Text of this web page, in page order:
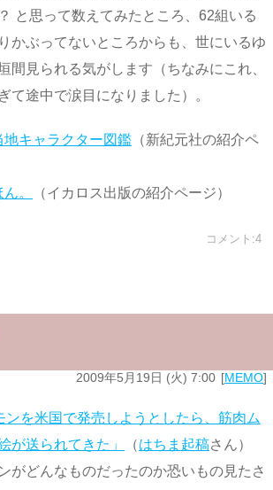
と思って数えてみたところ、62組いる
かぶってないところからも、世にいるゆ
間見られる気がします（ちなみにこれ、
て途中で涙目になりました）。
地キャラクター図鑑 （新紀元社の紹介ペ
。 （イカロス出版の紹介ページ）
コメント:4
2009年5月19日 (火) 7:00 MEMO
ンを米国で発売しようとしたら、筋肉ム
が送られてきた」
（はちま起稿さん）
がどんなものだったのか恐いもの見たさ